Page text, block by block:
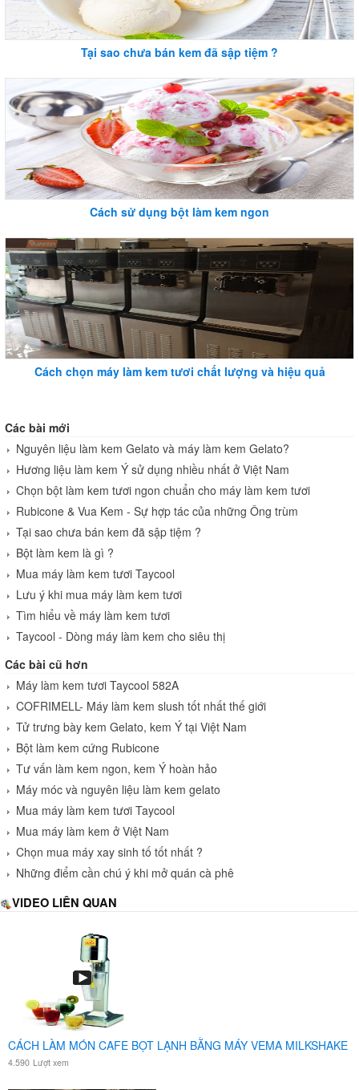
Tại sao chưa bán kem đã sập tiệm ?
Cách sử dụng bột làm kem ngon
Cách chọn máy làm kem tươi chất lượng và hiệu quả
Các bài mới
Nguyên liệu làm kem Gelato và máy làm kem Gelato?
Hương liệu làm kem Ý sử dụng nhiều nhất ở Việt Nam
Chọn bột làm kem tươi ngon chuẩn cho máy làm kem tươi
Rubicone & Vua Kem - Sự hợp tác của những Ông trùm
Tại sao chưa bán kem đã sập tiệm ?
Bột làm kem là gì ?
Mua máy làm kem tươi Taycool
Lưu ý khi mua máy làm kem tươi
Tìm hiểu về máy làm kem tươi
Taycool - Dòng máy làm kem cho siêu thị
Các bài cũ hơn
Máy làm kem tươi Taycool 582A
COFRIMELL- Máy làm kem slush tốt nhất thế giới
Tử trưng bày kem Gelato, kem Ý tại Việt Nam
Bột làm kem cứng Rubicone
Tư vấn làm kem ngon, kem Ý hoàn hảo
Máy móc và nguyên liệu làm kem gelato
Mua máy làm kem tươi Taycool
Mua máy làm kem ở Việt Nam
Chọn mua máy xay sinh tố tốt nhất ?
Những điểm cần chú ý khi mở quán cà phê
VIDEO LIÊN QUAN
CÁCH LÀM MÓN CAFE BỌT LẠNH BẰNG MÁY VEMA MILKSHAKE
4.590 Lượt xem